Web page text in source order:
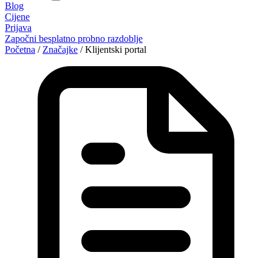
Blog‎
Cijene
Prijava
Započni besplatno probno razdoblje
Početna / Značajke / Klijentski portal